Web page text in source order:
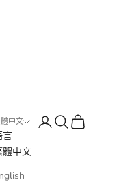
中文
言
體中文
登入搜尋購物車